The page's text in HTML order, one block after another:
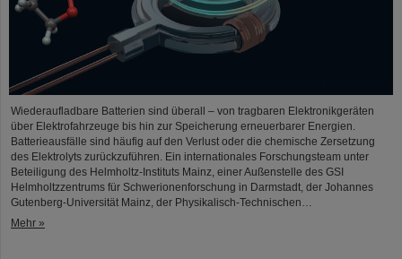
Wiederaufladbare Batterien sind überall – von tragbaren Elektronikgeräten
über Elektrofahrzeuge bis hin zur Speicherung erneuerbarer Energien.
Batterieausfälle sind häufig auf den Verlust oder die chemische Zersetzung
des Elektrolyts zurückzuführen. Ein internationales Forschungsteam unter
Beteiligung des Helmholtz-Instituts Mainz, einer Außenstelle des GSI
Helmholtzzentrums für Schwerionenforschung in Darmstadt, der Johannes
Gutenberg-Universität Mainz, der Physikalisch-Technischen…
Mehr »